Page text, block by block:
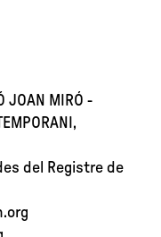
JOAN MIRÓ -
del Registre de